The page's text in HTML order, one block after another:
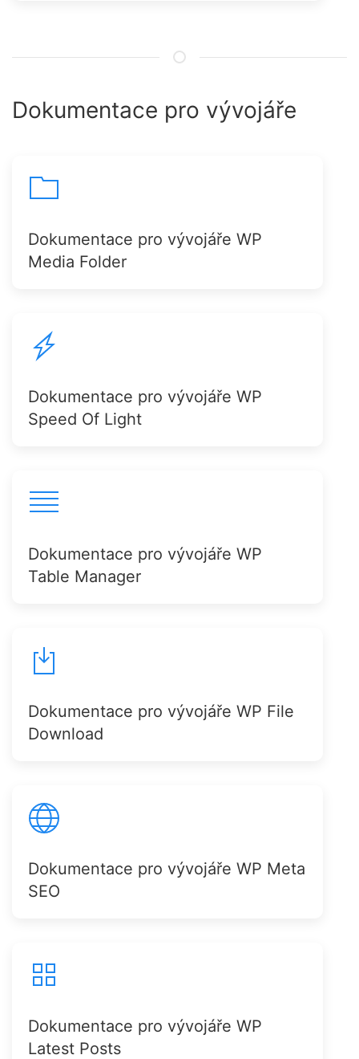
Dokumentace pro vývojáře
Dokumentace pro vývojáře WP
Media Folder
Dokumentace pro vývojáře WP
Speed Of Light
Dokumentace pro vývojáře WP
Table Manager
Dokumentace pro vývojáře WP File
Download
Dokumentace pro vývojáře WP Meta
SEO
Dokumentace pro vývojáře WP
Latest Posts